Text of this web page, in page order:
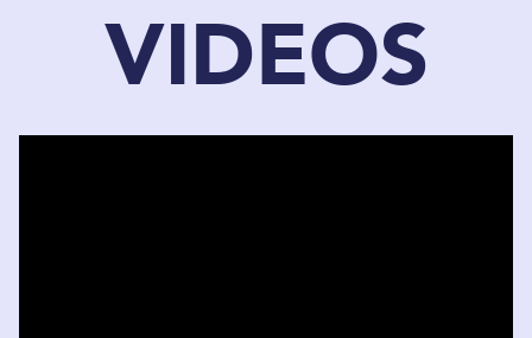
VIDEOS